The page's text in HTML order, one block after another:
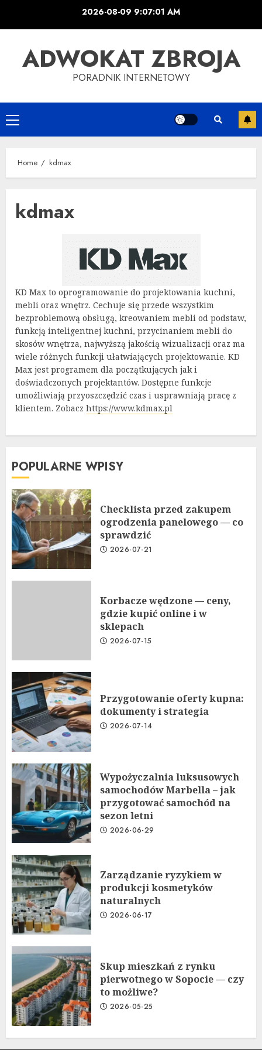
2026-08-09 9:07:01 AM
ADWOKAT ZBROJA
PORADNIK INTERNETOWY
Primary
Menu
Home kdmax
kdmax
KD Max to oprogramowanie do projektowania kuchni,
mebli oraz wnętrz. Cechuje się przede wszystkim
bezproblemową obsługą, kreowaniem mebli od podstaw,
funkcją inteligentnej kuchni, przycinaniem mebli do
skosów wnętrza, najwyższą jakością wizualizacji oraz ma
wiele różnych funkcji ułatwiających projektowanie. KD
Max jest programem dla początkujących jak i
doświadczonych projektantów. Dostępne funkcje
umożliwiają przyoszczędzić czas i usprawniają pracę z
klientem. Zobacz https://www.kdmax.pl
POPULARNE WPISY
Checklista przed zakupem
ogrodzenia panelowego — co
sprawdzić
2026-07-21
Korbacze wędzone — ceny,
gdzie kupić online i w
sklepach
2026-07-15
Przygotowanie oferty kupna:
dokumenty i strategia
2026-07-14
Wypożyczalnia luksusowych
samochodów Marbella – jak
przygotować samochód na
sezon letni
2026-06-29
Zarządzanie ryzykiem w
produkcji kosmetyków
naturalnych
2026-06-17
Skup mieszkań z rynku
pierwotnego w Sopocie — czy
to możliwe?
2026-05-25